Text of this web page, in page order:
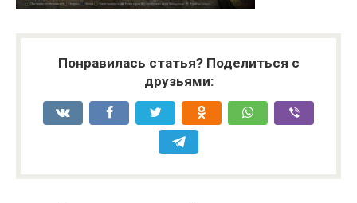
Понравилась статья? Поделиться с
друзьями: